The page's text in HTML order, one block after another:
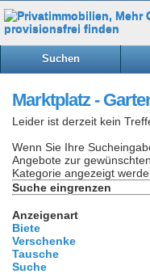
Suchen
Marktplatz -
Leider ist derzeit kein
Wenn Sie Ihre
Angebote zur gewünschten
Kategorie angezeigt
Suche eingrenzen
Anzeigenart
Biete
Verschenke
Tausche
Suche